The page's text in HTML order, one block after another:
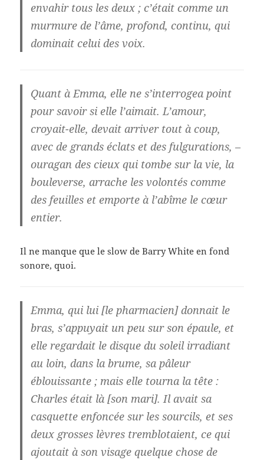
envahir tous les deux ; c’était comme un
murmure de l’âme, profond, continu, qui
dominait celui des voix.
Quant à Emma, elle ne s’interrogea point
pour savoir si elle l’aimait. L’amour,
croyait-elle, devait arriver tout à coup,
avec de grands éclats et des fulgurations, –
ouragan des cieux qui tombe sur la vie, la
bouleverse, arrache les volontés comme
des feuilles et emporte à l’abîme le cœur
entier.
Il ne manque que le slow de Barry White en fond
sonore, quoi.
Emma, qui lui [le pharmacien] donnait le
bras, s’appuyait un peu sur son épaule, et
elle regardait le disque du soleil irradiant
au loin, dans la brume, sa pâleur
éblouissante ; mais elle tourna la tête :
Charles était là [son mari]. Il avait sa
casquette enfoncée sur les sourcils, et ses
deux grosses lèvres tremblotaient, ce qui
ajoutait à son visage quelque chose de